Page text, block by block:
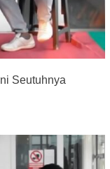
Seutuhnya